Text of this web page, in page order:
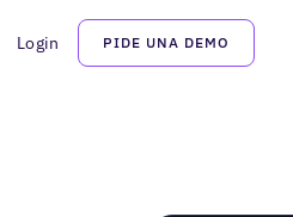
Login PIDE UNA DEMO